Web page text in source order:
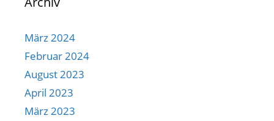
März 2024
Februar 2024
August 2023
April 2023
März 2023